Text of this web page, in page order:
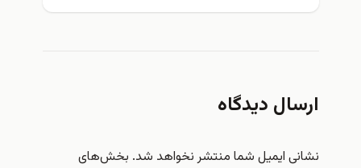
ارسال دیدگاه
نشانی ایمیل شما منتشر نخواهد شد. بخش‌های